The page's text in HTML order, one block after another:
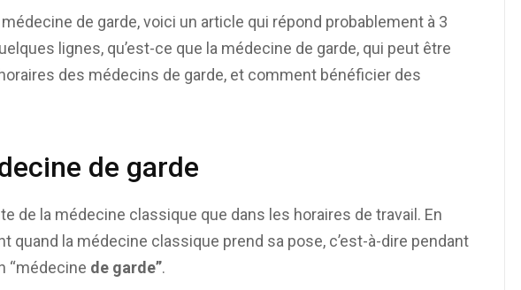
de garde, voici un article qui répond probablement à 3
lignes, qu’est-ce que la médecine de garde, qui peut être
des médecins de garde, et comment bénéficier des
de garde
de la médecine classique que dans les horaires de travail. En
quand la médecine classique prend sa pose, c’est-à-dire pendant
“médecine de garde”.